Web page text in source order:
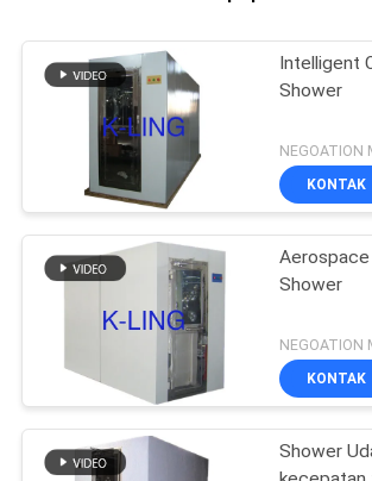
Intelligent
Shower
NEGOATION
KONTAK
Aerospace
Shower
NEGOATION
KONTAK
Shower